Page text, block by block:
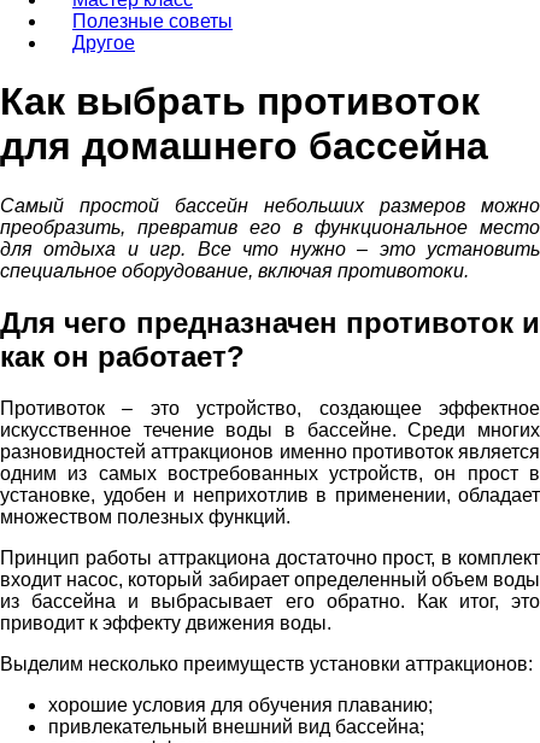
Полезные советы
Другое
Как выбрать противоток
для домашнего бассейна
Самый простой бассейн небольших размеров можно
преобразить, превратив его в функциональное место
для отдыха и игр. Все что нужно – это установить
специальное оборудование, включая противотоки.
Для чего предназначен противоток и
как он работает?
Противоток – это устройство, создающее эффектное
искусственное течение воды в бассейне. Среди многих
разновидностей аттракционов именно противоток является
одним из самых востребованных устройств, он прост в
установке, удобен и неприхотлив в применении, обладает
множеством полезных функций.
Принцип работы аттракциона достаточно прост, в комплект
входит насос, который забирает определенный объем воды
из бассейна и выбрасывает его обратно. Как итог, это
приводит к эффекту движения воды.
Выделим несколько преимуществ установки аттракционов:
хорошие условия для обучения плаванию;
привлекательный внешний вид бассейна;